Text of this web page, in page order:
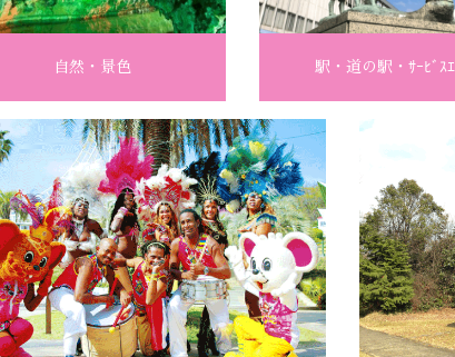
自然・景色 駅・道の駅・ｻｰﾋﾞｽ